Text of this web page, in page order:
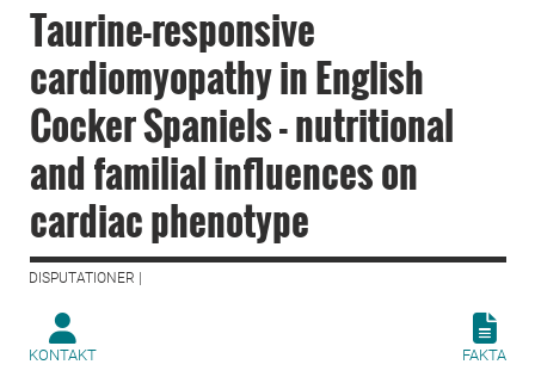
Taurine-responsive
cardiomyopathy in English
Cocker Spaniels - nutritional
and familial influences on
cardiac phenotype
DISPUTATIONER |
KONTAKT FAKTA